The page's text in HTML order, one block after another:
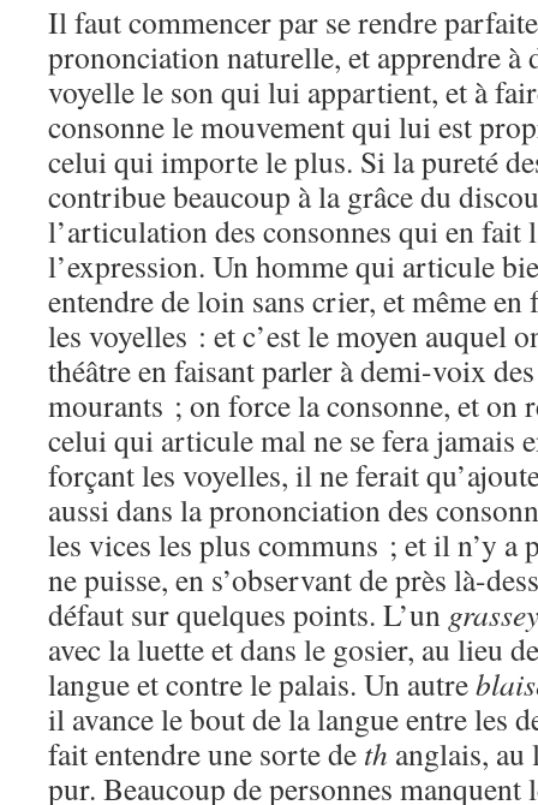
Il faut commencer par se rendre
prononciation naturelle, et apprendre à
voyelle le son qui lui appartient, et à
consonne le mouvement qui lui est
celui qui importe le plus. Si la pureté
contribue beaucoup à la grâce du
l’articulation des consonnes qui en fait
l’expression. Un homme qui articule
entendre de loin sans crier, et même en
les voyelles : et c’est le moyen auquel
théâtre en faisant parler à demi-voix
mourants ; on force la consonne, et on
celui qui articule mal ne se fera jamais
forçant les voyelles, il ne ferait
aussi dans la prononciation des
les vices les plus communs ; et il n’y a
ne puisse, en s’observant de près là-
défaut sur quelques points. L’un
avec la luette et dans le gosier, au lieu
langue et contre le palais. Un autre
il avance le bout de la langue entre les
fait entendre une sorte de th anglais,
pur. Beaucoup de personnes manquent